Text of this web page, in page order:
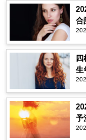
合
生
予